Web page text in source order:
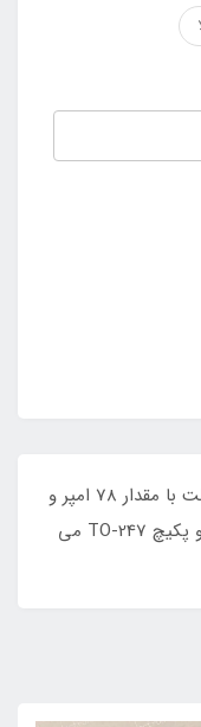
LSB65R041GF یک نوع ماسفت 650 ولت با مقدار 78 امپر و
مقاومت داخلی 0.041 اهم استفاده شده و پکیچ TO-247 می